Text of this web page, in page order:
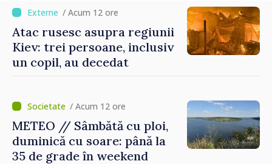
/ Acum 12 ore
Atac rusesc asupra regiunii
Kiev: trei persoane, inclusiv
un copil, au decedat
/ Acum 12 ore
METEO // Sâmbătă cu ploi,
duminică cu soare: până la
35 de grade în weekend